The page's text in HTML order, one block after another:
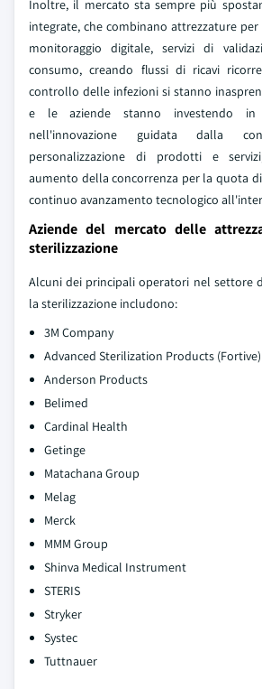
Inoltre, il mercato sta sempre più
integrate, che combinano attrezzature
monitoraggio digitale, servizi di
consumo, creando flussi di ricavi
controllo delle infezioni si stanno
e le aziende stanno investendo in
nell'innovazione guidata dalla
personalizzazione di prodotti e
aumento della concorrenza per la quota
continuo avanzamento tecnologico
Aziende del mercato delle
sterilizzazione
Alcuni dei principali operatori nel settore
la sterilizzazione includono:
3M Company
Advanced Sterilization Products (Fortive)
Anderson Products
Belimed
Cardinal Health
Getinge
Matachana Group
Melag
Merck
MMM Group
Shinva Medical Instrument
STERIS
Stryker
Systec
Tuttnauer